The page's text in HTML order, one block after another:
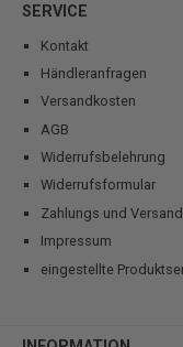
SERVICE
Kontakt
Händleranfragen
Versandkosten
AGB
Widerrufsbelehrung
Widerrufsformular
Zahlungs und
Impressum
eingestellte